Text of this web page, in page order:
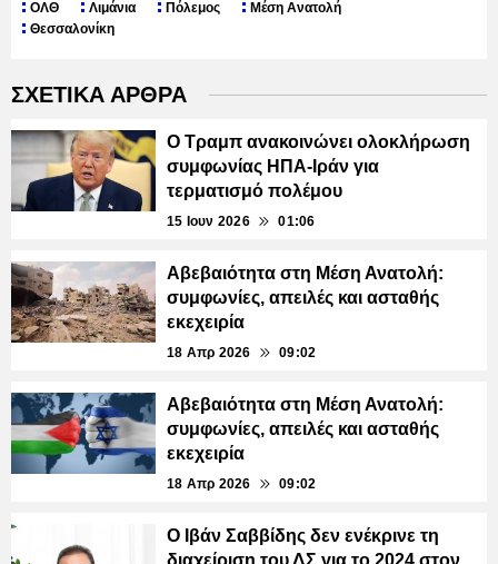
ΟΛΘ Λιμάνια Πόλεμος
Μέση Ανατολή
Θεσσαλονίκη
ΣΧΕΤΙΚΑ ΑΡΘΡΑ
Ο Τραμπ ανακοινώνει ολοκλήρωση
συμφωνίας ΗΠΑ-Ιράν για
τερματισμό πολέμου
15 Ιουν 2026 01:06
Αβεβαιότητα στη Μέση Ανατολή:
συμφωνίες, απειλές και ασταθής
εκεχειρία
18 Απρ 2026 09:02
Αβεβαιότητα στη Μέση Ανατολή:
συμφωνίες, απειλές και ασταθής
εκεχειρία
18 Απρ 2026 09:02
Ο Ιβάν Σαββίδης δεν ενέκρινε τη
διαχείριση του ΔΣ για το 2024 στον